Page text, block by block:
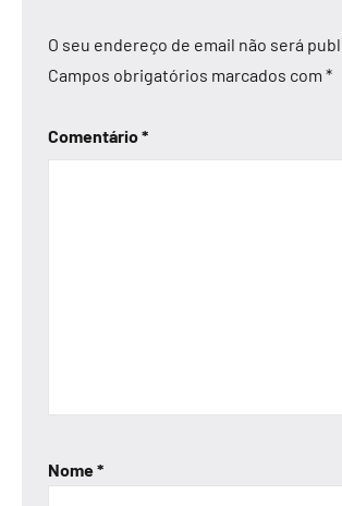
O seu endereço de email não será
Campos obrigatórios marcados com *
Comentário*
Nome*